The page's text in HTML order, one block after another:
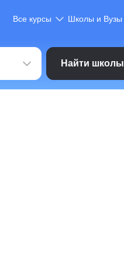
Все курсы Школы и Вузы
Найти школы